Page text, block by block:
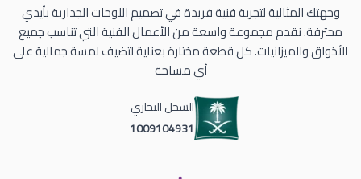
وجهتك المثالية لتجربة فنية فريدة في تصميم اللوحات الجدارية بأيدي
محترفة. نقدم مجموعة واسعة من الأعمال الفنية التي تناسب جميع
الأذواق والميزانيات. كل قطعة مختارة بعناية لتضيف لمسة جمالية على
أي مساحة
السجل التجاري
1009104931